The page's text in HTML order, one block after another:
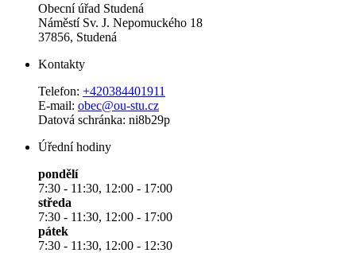
Obecní úřad Studená
Náměstí Sv. J. Nepomuckého 18
37856, Studená
Kontakty
Telefon: +420384401911
E-mail: obec@ou-stu.cz
Datová schránka: ni8b29p
Úřední hodiny
pondělí
7:30 - 11:30, 12:00 - 17:00
středa
7:30 - 11:30, 12:00 - 17:00
pátek
7:30 - 11:30, 12:00 - 12:30